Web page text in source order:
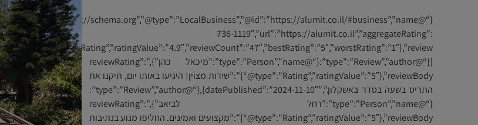
736-1119″,”url”:”https://alumit.co.il”,”aggregateRating”:
[{“@type”:”Review”,”author”:{“@type”:”Person”,”name”:”מיכאל כהן”},”reviewRating”:
{“@type”:”Rating”,”ratingValue”:”5″},”reviewBody”:”שירות מצוין! היגיעו באותו יום, תיקנו את
התריס בשעה בסדר באשקלון.”,”datePublished”:”2024-11-10″},{“@type”:”Review”,”author”:
{“@type”:”Person”,”name”:”רחל לביאב”},”reviewRating”:
{“@type”:”Rating”,”ratingValue”:”5″},”reviewBody”:”מקצועים ואמינים. החליפו מנוע בנתיבות